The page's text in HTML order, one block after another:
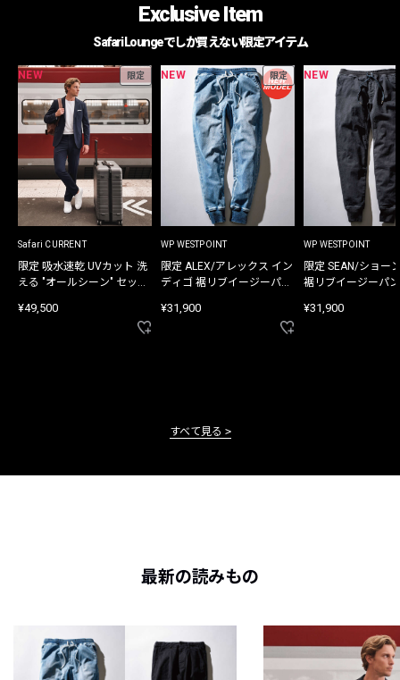
Exclusive Item
Safari Loungeでしか買えない限定アイテム
NEW 限定
Safari CURRENT
限定 吸水速乾 UVカット 洗
える "オールシーン" セット
¥49,500
NEW 限定
WP WESTPOINT
限定 ALEX/アレックス イン
ディゴ 裾リブイージーパン
¥31,900
NEW
WP WESTPOINT
限定 SEAN/ショー
裾リブイージーパ
¥31,900
すべて見る
最新の読みもの